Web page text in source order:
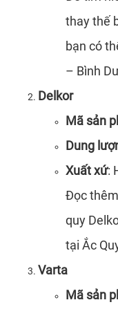
thay thế
bạn có
– Bình
Delkor
Mã sản
Dung
Xuất xứ:
Đọc
quy
tại Ắc
Varta
Mã sản